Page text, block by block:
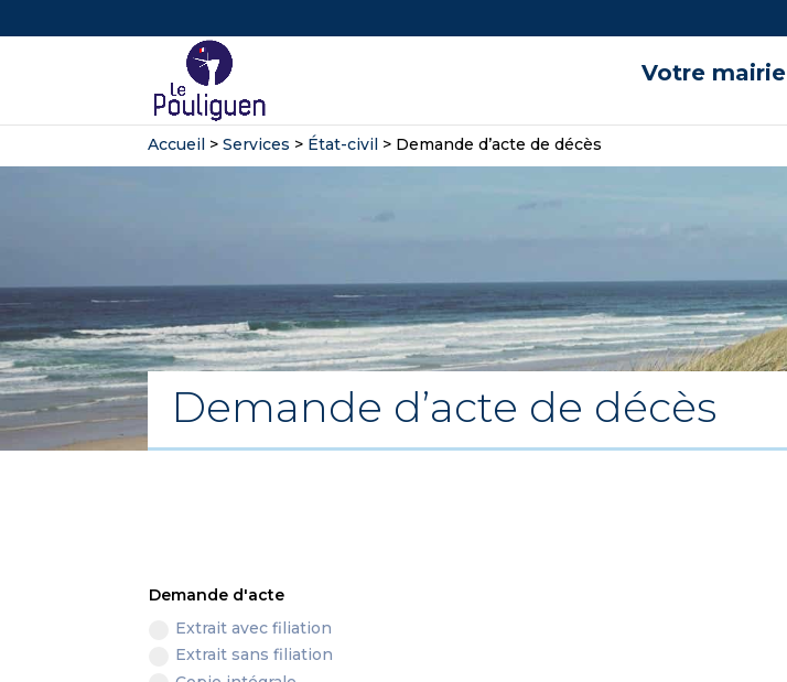
Votre mairie
Accueil >Services > État-civil > Demande d’acte de décès
Demande d’acte de décès
Demande d'acte
Extrait avec filiation
Extrait sans filiation